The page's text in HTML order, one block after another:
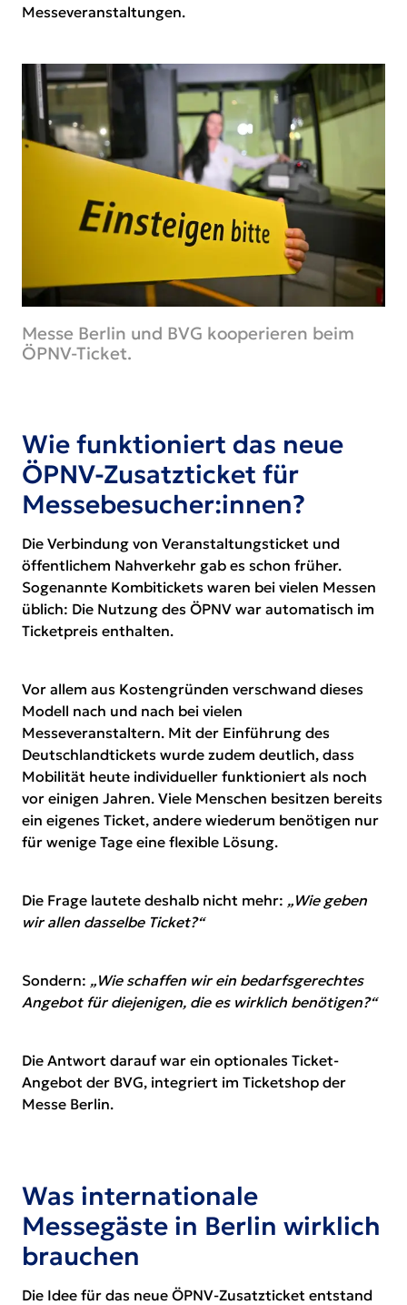
Messeveranstaltungen.
Messe Berlin und BVG kooperieren beim
ÖPNV-Ticket.
Wie funktioniert das neue
ÖPNV-Zusatzticket für
Messebesucher:innen?
Die Verbindung von Veranstaltungsticket und
öffentlichem Nahverkehr gab es schon früher.
Sogenannte Kombitickets waren bei vielen Messen
üblich: Die Nutzung des ÖPNV war automatisch im
Ticketpreis enthalten.
Vor allem aus Kostengründen verschwand dieses
Modell nach und nach bei vielen
Messeveranstaltern. Mit der Einführung des
Deutschlandtickets wurde zudem deutlich, dass
Mobilität heute individueller funktioniert als noch
vor einigen Jahren. Viele Menschen besitzen bereits
ein eigenes Ticket, andere wiederum benötigen nur
für wenige Tage eine flexible Lösung.
Die Frage lautete deshalb nicht mehr: „Wie geben
wir allen dasselbe Ticket?“
Sondern: „Wie schaffen wir ein bedarfsgerechtes
Angebot für diejenigen, die es wirklich benötigen?“
Die Antwort darauf war ein optionales Ticket-
Angebot der BVG, integriert im Ticketshop der
Messe Berlin.
Was internationale
Messegäste in Berlin wirklich
brauchen
Die Idee für das neue ÖPNV-Zusatzticket entstand